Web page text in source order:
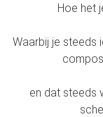
Hoe het
Waarbij je steeds
en dat steeds